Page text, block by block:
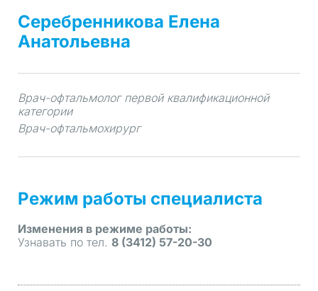
Серебренникова Елена
Анатольевна
Врач-офтальмолог первой квалификационной
категории
Врач-офтальмохирург
Режим работы специалиста
Изменения в режиме работы:
Узнавать по тел. 8 (3412) 57-20-30